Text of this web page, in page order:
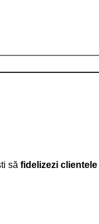
să fidelizezi clientele